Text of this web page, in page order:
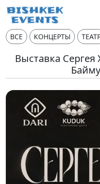
ВСЕ КОНЦЕРТЫ
Выставка